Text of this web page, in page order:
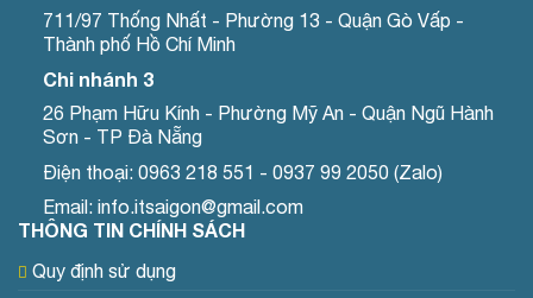
711/97 Thống Nhất - Phường 13 - Quận Gò Vấp -
Thành phố Hồ Chí Minh
Chi nhánh 3
26 Phạm Hữu Kính - Phường Mỹ An - Quận Ngũ Hành
Sơn - TP Đà Nẵng
Điện thoại: 0963 218 551 - 0937 99 2050 (Zalo)
Email: info.itsaigon@gmail.com
THÔNG TIN CHÍNH SÁCH
Quy định sử dụng